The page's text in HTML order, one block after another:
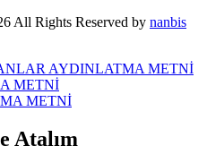
All Rights Reserved by nanbis
AYDINLATMA METNİ
METNİ
METNİ
Atalım